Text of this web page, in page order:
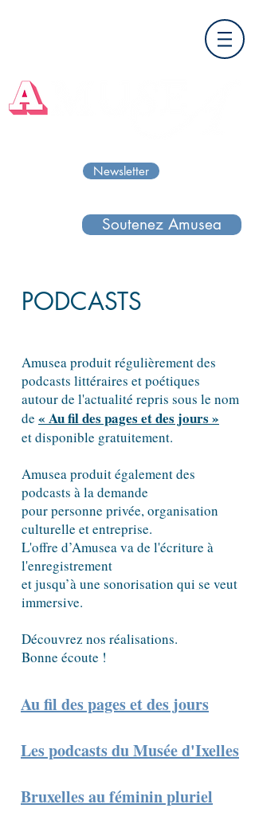
Newsletter
Soutenez Amusea
PODCASTS
Amusea produit régulièrement des
podcasts littéraires et poétiques
autour de l'actualité repris sous le nom
de « Au fil des pages et des jours »
et disponible gratuitement.
Amusea produit également des
podcasts à la demande
pour personne privée, organisation
culturelle et entreprise.
L'offre d’Amusea va de l'écriture à
l'enregistrement
et jusqu’à une sonorisation qui se veut
immersive.
Découvrez nos réalisations.
Bonne écoute !
Au fil des pages et des jours
Les podcasts du Musée d'Ixelles
Bruxelles au féminin pluriel